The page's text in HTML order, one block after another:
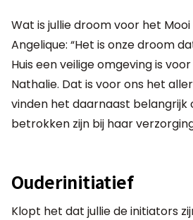
Wat is jullie droom voor het Mooi
Angelique: “Het is onze droom
Huis een veilige omgeving is
Nathalie. Dat is voor ons het
vinden het daarnaast belangrijk
betrokken zijn bij haar
Ouderinitiatief
Klopt het dat jullie de initiators